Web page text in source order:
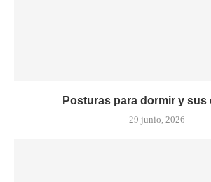
Posturas para dormir y sus
29 junio, 2026